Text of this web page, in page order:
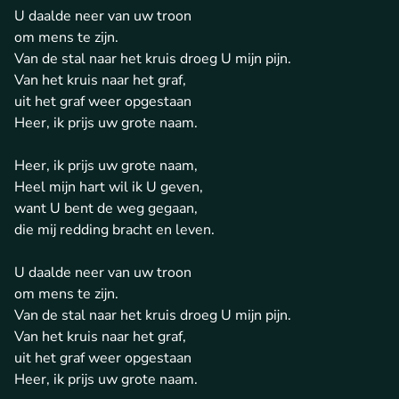
U daalde neer van uw troon
om mens te zijn.
Van de stal naar het kruis droeg U mijn pijn.
Van het kruis naar het graf,
uit het graf weer opgestaan
Heer, ik prijs uw grote naam.
Heer, ik prijs uw grote naam,
Heel mijn hart wil ik U geven,
want U bent de weg gegaan,
die mij redding bracht en leven.
U daalde neer van uw troon
om mens te zijn.
Van de stal naar het kruis droeg U mijn pijn.
Van het kruis naar het graf,
uit het graf weer opgestaan
Heer, ik prijs uw grote naam.